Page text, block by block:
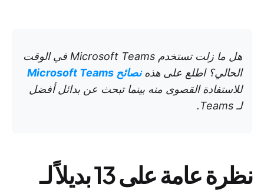
هل ما زلت تستخدم Microsoft Teams في الوقت
الحالي؟ اطلع على هذهنصائح Microsoft Teams
للاستفادة القصوى منه بينما تبحث عن بدائل أفضل
لـ Teams.
نظرة عامة على 13 بديلاً لـ